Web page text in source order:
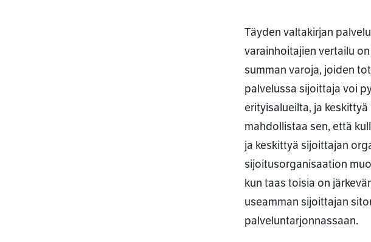
Täyden valtakirjan
varainhoitajien vertailu
summan varoja, joiden
palvelussa sijoittaja voi
erityisalueilta, ja
mahdollistaa sen, että
ja keskittyä sijoittajan
sijoitusorganisaation
kun taas toisia on
useamman sijoittajan
palveluntarjonnassaan.